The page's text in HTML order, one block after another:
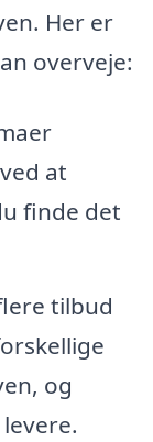
Her er
overveje:
at
finde det
tilbud
og